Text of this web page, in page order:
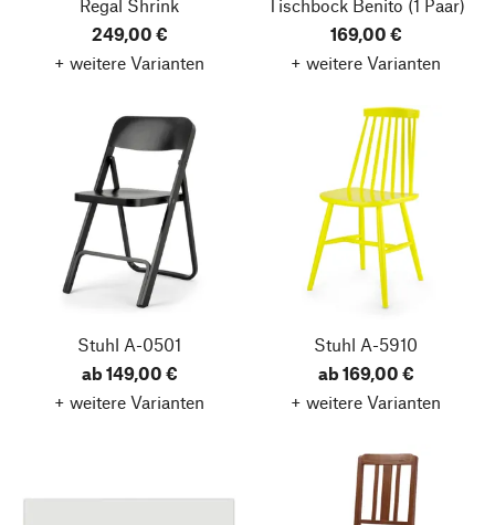
Regal Shrink
249,00 €
+ weitere Varianten
Tischbock Benito (1 Paar)
169,00 €
+ weitere Varianten
Stuhl A-0501
ab 149,00 €
+ weitere Varianten
Stuhl A-5910
ab 169,00 €
+ weitere Varianten